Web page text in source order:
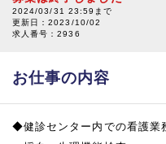
2024/03/31 23:59まで
更新日：2023/10/02
求人番号：2936
お仕事の内容
◆健診センター内での看護業